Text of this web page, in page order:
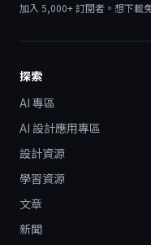
加入 5,000+ 訂閱者。想下載
探索
AI 專區
AI 設計應用專區
設計資源
學習資源
文章
新聞